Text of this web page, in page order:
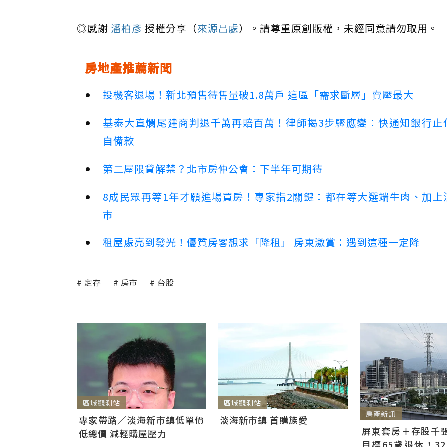
◎感謝 潘柏彥 授權分享（來源出處）。請尊重原創版權，未經同意請勿取用。
房地產推薦新聞
投機客退場！新北預售待售量破1.8萬戶 這區「需求斷層」賣壓最大
基泰大直爛尾建商判退千萬再賠百萬！律師揭3步驟應變：快通知銀行止
自備款
第二屋限貸解禁？北市房仲公會：下半年可期待
8成民眾再等1年才願進場買房！專家指2關鍵：都在等大選端牛肉、加上
市
租屋處亮到發光！優質房客想求「降租」 房東激賞：遇到這種一定降
定存 房市 台股
區域觀測站
專家帶路／淡海新市鎮低單價
低總價 減輕購屋壓力
區域觀測站
淡海新市鎮 首購族愛 房產新訊
屏東套房＋存股千
目標65歲退休！